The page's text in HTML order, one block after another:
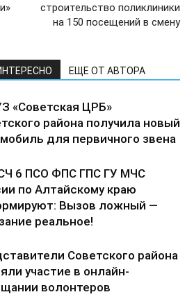
строительство поликлиники
на 150 посещений в смену
ЕЩЕ ОТ АВТОРА
«Советская ЦРБ»
района получила новый
для первичного звена
6 ПСО ФПС ГПС ГУ МЧС
по Алтайскому краю
Вызов ложный —
реальное!
Советского района
участие в онлайн-
волонтеров